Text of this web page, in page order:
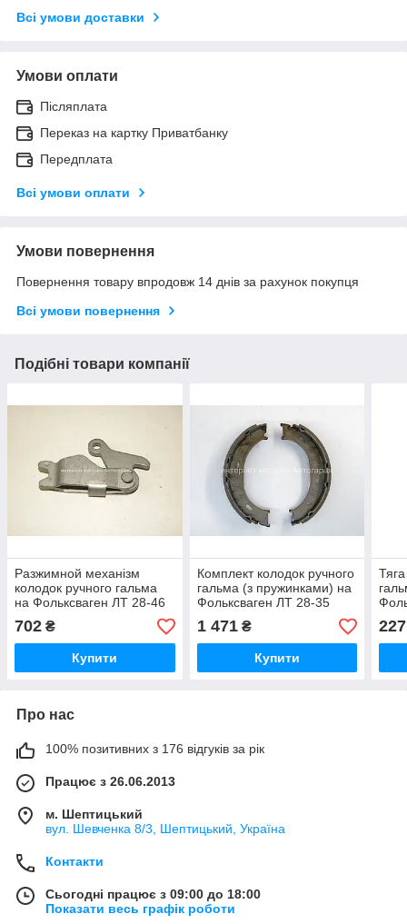
Всі умови доставки
Умови оплати
Післяплата
Переказ на картку Приватбанку
Передплата
Всі умови оплати
Умови повернення
Повернення товару впродовж 14 днів за рахунок покупця
Всі умови повернення
Подібні товари компанії
Разжимной механізм
колодок ручного гальма
на Фольксваген ЛТ 28-46
1996-2006 MERCEDES
(Оригінал) 2014200589
702 ₴
Купити
Комплект колодок ручного
гальма (з пружинками) на
Фольксваген ЛТ 28-35
1996-2006 TRW
(Німеччина) GS8433
1 471₴
Купити
227
Про нас
100% позитивних з 176 відгуків за рік
Працює з 26.06.2013
м. Шептицький
вул. Шевченка 8/3, Шептицький, Україна
Контакти
Сьогодні працює з 09:00 до 18:00
Показати весь графік роботи